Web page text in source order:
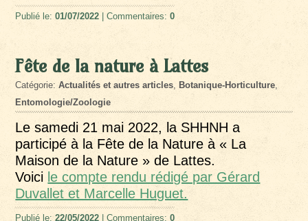
Publié le:01/07/2022 | Commentaires:0
Fête de la nature à Lattes
Catégorie:Actualités et autres articles Botanique-Horticulture
Entomologie/Zoologie
Le samedi 21 mai 2022, la SHHNH a
participé à la Fête de la Nature à « La
Maison de la Nature » de Lattes.
Voici le compte rendu rédigé par Gérard
Duvallet et Marcelle Huguet.
Publié le:22/05/2022 | Commentaires:0